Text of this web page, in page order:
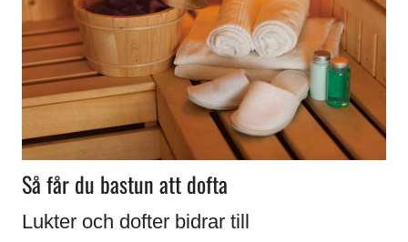
Så får du bastun att dofta
Lukter och dofter bidrar till